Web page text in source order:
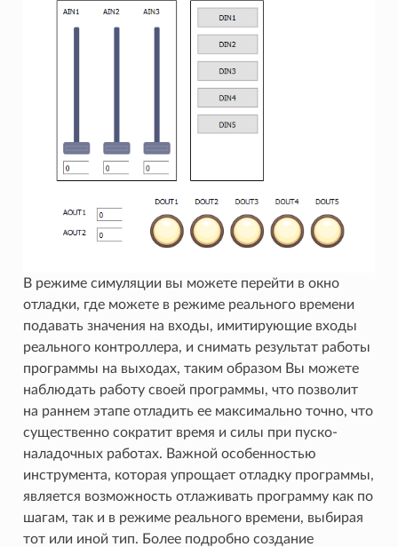
В режиме симуляции вы можете перейти в окно
отладки, где можете в режиме реального времени
подавать значения на входы, имитирующие входы
реального контроллера, и снимать результат работы
программы на выходах, таким образом Вы можете
наблюдать работу своей программы, что позволит
на раннем этапе отладить ее максимально точно, что
существенно сократит время и силы при пуско-
наладочных работах. Важной особенностью
инструмента, которая упрощает отладку программы,
является возможность отлаживать программу как по
шагам, так и в режиме реального времени, выбирая
тот или иной тип. Более подробно создание